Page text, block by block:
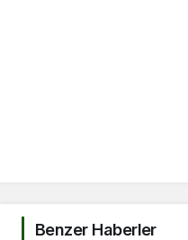
Benzer Haberler